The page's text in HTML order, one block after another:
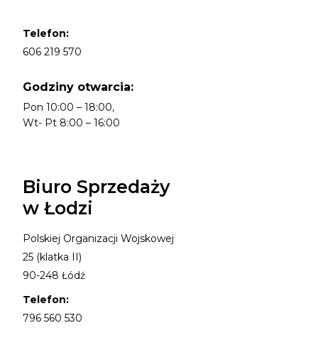
Telefon:
606 219 570
Godziny otwarcia:
Pon 10:00 – 18:00,
Wt- Pt 8:00 – 16:00
Biuro Sprzedaży
w Łodzi
Polskiej Organizacji Wojskowej
25 (klatka II)
90-248 Łódź
Telefon:
796 560 530